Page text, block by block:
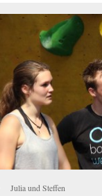
Julia und Steffen